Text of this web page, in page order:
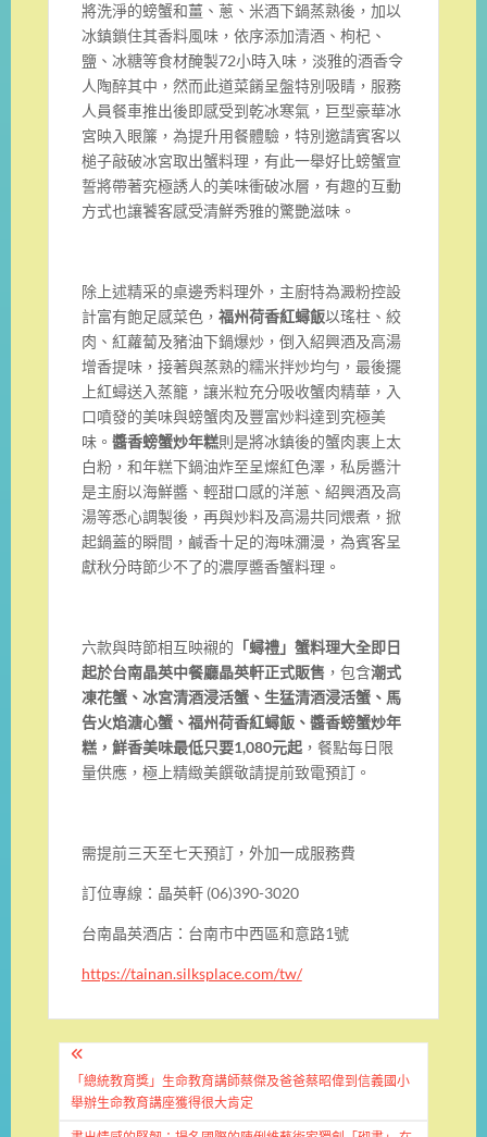
將洗淨的螃蟹和薑、蔥、米酒下鍋蒸熟後，加以
冰鎮鎖住其香料風味，依序添加清酒、枸杞、
鹽、冰糖等食材醃製72小時入味，淡雅的酒香令
人陶醉其中，然而此道菜餚呈盤特別吸睛，服務
人員餐車推出後即感受到乾冰寒氣，巨型豪華冰
宮映入眼簾，為提升用餐體驗，特別邀請賓客以
槌子敲破冰宮取出蟹料理，有此一舉好比螃蟹宣
誓將帶著究極誘人的美味衝破冰層，有趣的互動
方式也讓饕客感受清鮮秀雅的驚艷滋味。
除上述精采的桌邊秀料理外，主廚特為澱粉控設
計富有飽足感菜色， 福州荷香紅蟳飯以瑤柱、絞
肉、紅蘿蔔及豬油下鍋爆炒，倒入紹興酒及高湯
增香提味，接著與蒸熟的糯米拌炒均勻，最後擺
上紅蟳送入蒸籠，讓米粒充分吸收蟹肉精華，入
口噴發的美味與螃蟹肉及豐富炒料達到究極美
味。 醬香螃蟹炒年糕則是將冰鎮後的蟹肉裹上太
白粉，和年糕下鍋油炸至呈燦紅色澤，私房醬汁
是主廚以海鮮醬、輕甜口感的洋蔥、紹興酒及高
湯等悉心調製後，再與炒料及高湯共同煨煮，掀
起鍋蓋的瞬間，鹹香十足的海味瀰漫，為賓客呈
獻秋分時節少不了的濃厚醬香蟹料理。
六款與時節相互映襯的 「蟳禮」蟹料理大全即日
起於台南晶英中餐廳晶英軒正式販售，包含潮式
凍花蟹、冰宮清酒浸活蟹、生猛清酒浸活蟹、馬
告火焰溏心蟹、福州荷香紅蟳飯、醬香螃蟹炒年
糕，鮮香美味最低只要1,080元起，餐點每日限
量供應，極上精緻美饌敬請提前致電預訂。
需提前三天至七天預訂，外加一成服務費
訂位專線：晶英軒 (06)390-3020
台南晶英酒店：台南市中西區和意路1號
https://tainan.silksplace.com/tw/
文
章「總統教育獎」生命教育講師蔡傑及爸爸蔡昭偉到信義國小
舉辦生命教育講座獲得很大肯定